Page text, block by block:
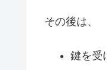
その後は、
鍵を受